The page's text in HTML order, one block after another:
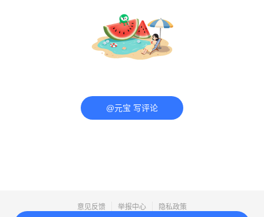
@元宝 写评论
意见反馈 举报中心 隐私政策